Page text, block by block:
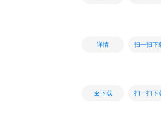
详情 扫一扫下
下载 扫一扫下